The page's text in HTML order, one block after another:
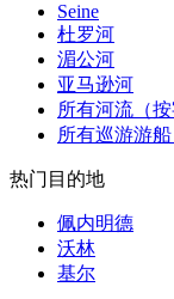
Seine
杜罗河
湄公河
亚马逊河
所有河流（按
所有巡游游船
热门目的地
佩内明德
沃林
基尔